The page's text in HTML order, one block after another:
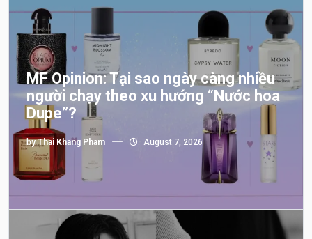
MF Opinion: Tại sao ngày càng nhiều
người chạy theo xu hướng “Nước hoa
Dupe”?
byThai Khang Pham August 7, 2026